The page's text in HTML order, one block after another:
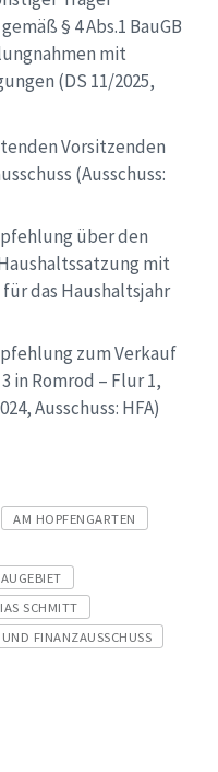
§ 4 Abs.1 BauGB
mit
(DS 11/2025,
Vorsitzenden
(Ausschuss:
über den
mit
das Haushaltsjahr
zum Verkauf
in Romrod – Flur 1,
Ausschuss: HFA)
AM HOPFENGARTEN
SCHMITT
FINANZAUSSCHUSS